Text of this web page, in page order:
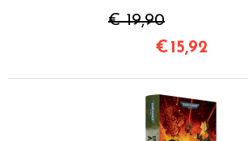
€ 19,90
€ 15,92